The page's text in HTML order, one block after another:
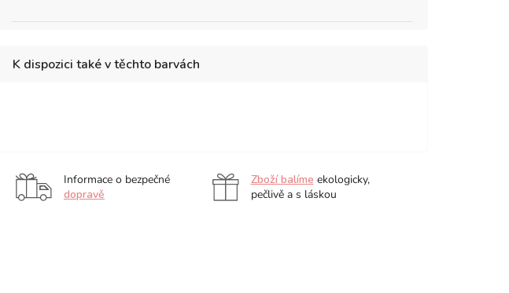
K dispozici také v těchto barvách
cm
cm
cm
Informace o bezpečné
dopravě
Zboží balíme ekologicky,
pečlivě a s láskou